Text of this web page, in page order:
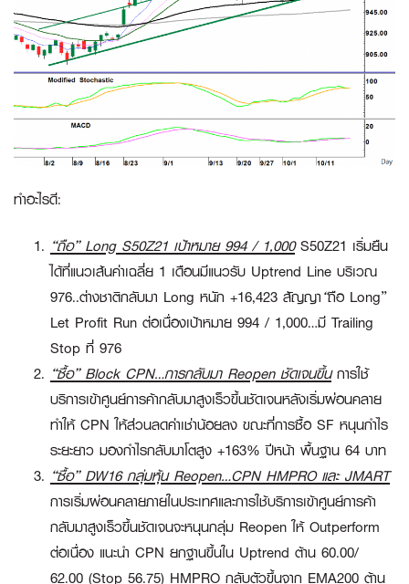
ทำอะไรดี:
“ถือ” Long S50Z21 เป้าหมาย 994 / 1,000S50Z21 เริ่มยืน
ได้ที่แนวเส้นค่าเฉลี่ย 1 เดือนมีแนวรับ Uptrend Line บริเวณ
976..ต่างชาติกลับมา Long หนัก +16,423 สัญญา“ถือ Long”
Let Profit Run ต่อเนื่องเป้าหมาย 994 / 1,000…มี Trailing
Stop ที่ 976
“ซื้อ”Block CPN…การกลับมา Reopen ชัดเจนขึ้น การใช้
บริการเข้าศูนย์การค้ากลับมาสูงเร็วขึ้นชัดเจนหลังเริ่มผ่อนคลาย
ทำให้ CPN ให้ส่วนลดค่าเช่าน้อยลง ขณะที่การซื้อ SF หนุนกำไร
ระยะยาว มองกำไรกลับมาโตสูง +163% ปีหน้า พื้นฐาน 64 บาท
“ซื้อ”DW16 กลุ่มหุ้น Reopen…CPN HMPRO และ JMART
การเริ่มผ่อนคลายภายในประเทศและการใช้บริการเข้าศูนย์การค้า
กลับมาสูงเร็วขึ้นชัดเจนจะหนุนกลุ่ม Reopen ให้ Outperform
ต่อเนื่อง แนะนำ CPN ยกฐานขึ้นใน Uptrend ต้าน 60.00/
62.00 (Stop 56.75) HMPRO กลับตัวขึ้นจาก EMA200 ต้าน